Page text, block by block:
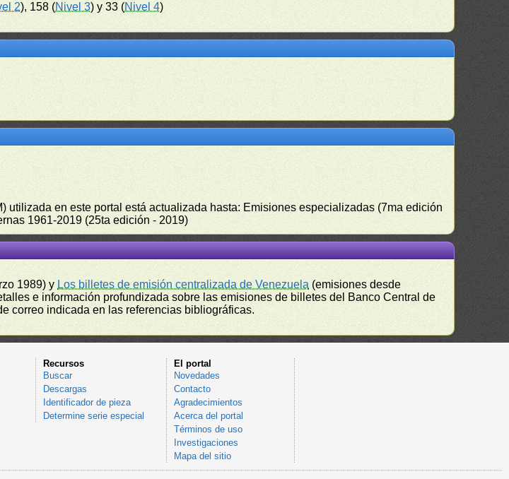
2), 158 (Nivel 3) y 33 (Nivel 4)
en este portal está actualizada hasta: Emisiones especializadas (7ma edición
1961-2019 (25ta edición - 2019)
1989) y Los billetes de emisión centralizada de Venezuela (emisiones desde
e información profundizada sobre las emisiones de billetes del Banco Central de
correo indicada en las referencias bibliográficas.
Recursos
Buscar
Descargas
Identificador de pieza
Determine serie especial
El portal
Novedades
Contacto
Agradecimientos
Acerca del portal
Términos de uso
Investigaciones
Mapa del sitio